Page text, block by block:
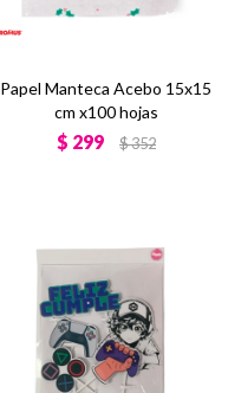
Papel Manteca Acebo 15x15
cm x100 hojas
$ 299 $352